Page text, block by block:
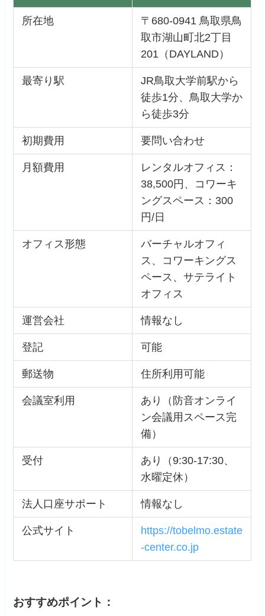
所在地
〒680-0941 鳥取県鳥
取市湖山町北2丁目
201（DAYLAND）
最寄り駅
JR鳥取大学前駅から
徒歩1分、鳥取大学か
ら徒歩3分
初期費用 要問い合わせ
月額費用
レンタルオフィス：
38,500円、コワーキ
ングスペース：300
円/日
オフィス形態
バーチャルオフィ
ス、コワーキングス
ペース、サテライト
オフィス
運営会社 情報なし
登記 可能
郵送物 住所利用可能
会議室利用
あり（防音オンライ
ン会議用スペース完
備）
受付
あり（9:30-17:30、
水曜定休）
法人口座サポート 情報なし
公式サイト
https://tobelmo.estate
-center.co.jp
おすすめポイント：